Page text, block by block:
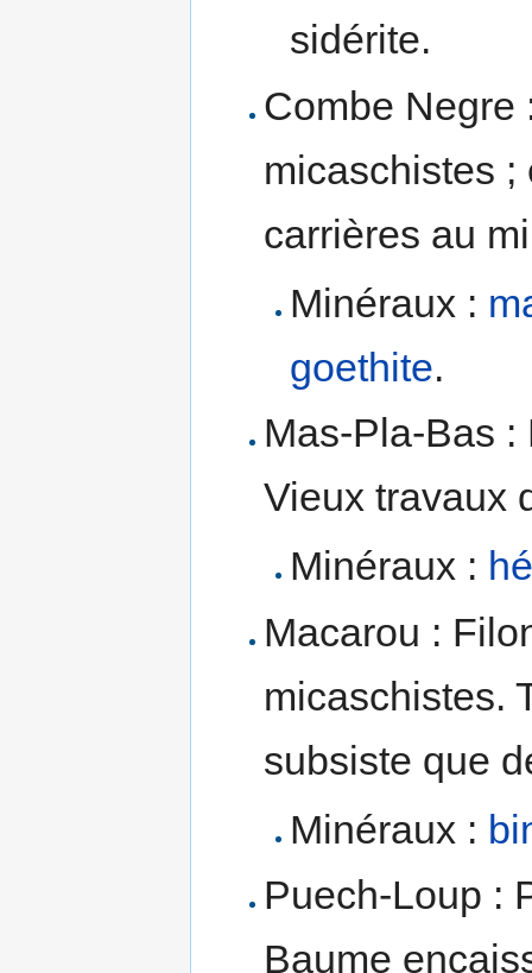
sidérite.
Combe Negre
micaschistes
carrières au
Minéraux :
goethite.
Mas-Pla-Bas
Vieux travaux
Minéraux :
Macarou :
micaschistes.
subsiste que
Minéraux :
Puech-Loup :
Baume